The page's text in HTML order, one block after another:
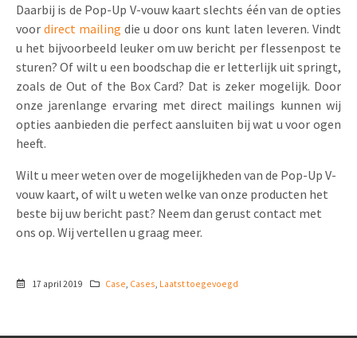
Daarbij is de Pop-Up V-vouw kaart slechts één van de opties
voor direct mailing die u door ons kunt laten leveren. Vindt
u het bijvoorbeeld leuker om uw bericht per flessenpost te
sturen? Of wilt u een boodschap die er letterlijk uit springt,
zoals de Out of the Box Card? Dat is zeker mogelijk. Door
onze jarenlange ervaring met direct mailings kunnen wij
opties aanbieden die perfect aansluiten bij wat u voor ogen
heeft.
Wilt u meer weten over de mogelijkheden van de Pop-Up V-
vouw kaart, of wilt u weten welke van onze producten het
beste bij uw bericht past? Neem dan gerust contact met
ons op. Wij vertellen u graag meer.
17 april 2019 Case Cases Laatst toegevoegd